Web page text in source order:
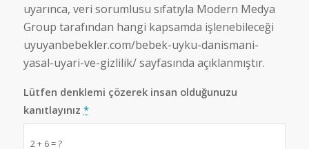
uyarınca, veri sorumlusu sıfatıyla Modern Medya
Group tarafından hangi kapsamda işlenebileceği
uyuyanbebekler.com/bebek-uyku-danismani-
yasal-uyari-ve-gizlilik/sayfasında açıklanmıştır.
2 + 6 = ?
Lütfen denklemi çözerek insan olduğunuzu
kanıtlayınız *